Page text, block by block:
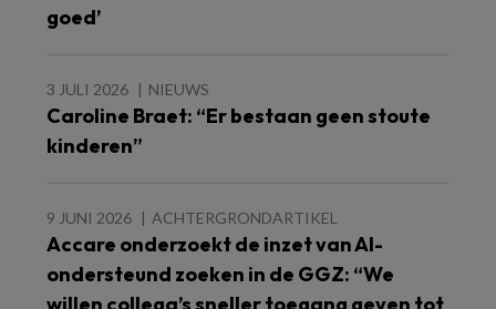
goed’
3 JULI 2026 NIEUWS
Caroline Braet: “Er bestaan geen stoute
kinderen”
9 JUNI 2026 ACHTERGRONDARTIKEL
Accare onderzoekt de inzet van AI-
ondersteund zoeken in de GGZ: “We